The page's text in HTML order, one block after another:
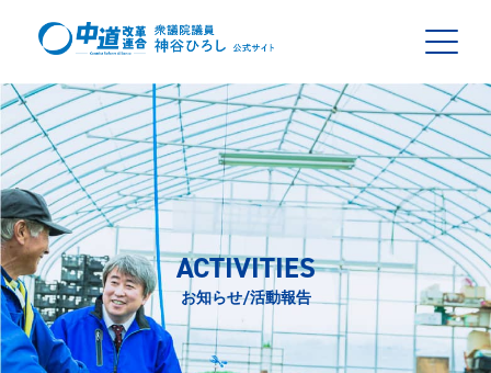
ACTIVITIES
お知らせ/活動報告